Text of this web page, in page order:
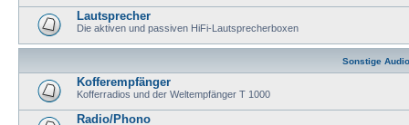
Lautsprecher
Die aktiven und passiven HiFi-Lautsprecherboxen
Sonstige
Kofferempfänger
Kofferradios und der Weltempfänger T 1000
Radio/Phono